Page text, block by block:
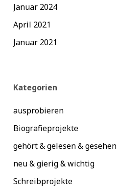
Januar 2024
April 2021
Januar 2021
Kategorien
ausprobieren
Biografieprojekte
gehört & gelesen & gesehen
neu & gierig & wichtig
Schreibprojekte